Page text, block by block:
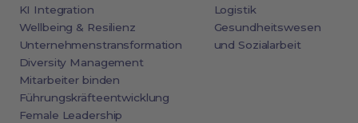
KI Integration
Wellbeing & Resilienz
Unternehmenstransformation
Diversity Management
Mitarbeiter binden
Führungskräfteentwicklung
Female Leadership
Logistik
Gesundheitswesen
und Sozialarbeit